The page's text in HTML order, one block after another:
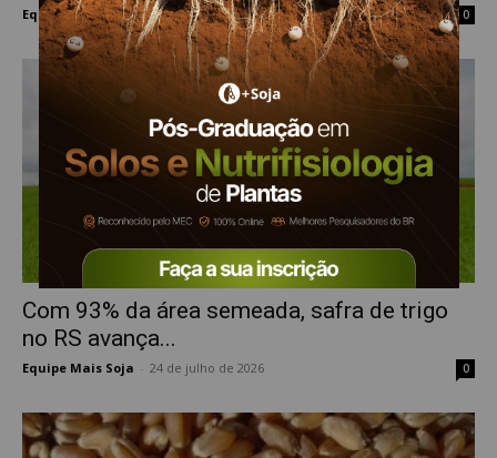
Equipe Mais Soja - 27 de julho de 2026 0
Com 93% da área semeada, safra de trigo
no RS avança...
Equipe Mais Soja 24 de julho de 2026 0